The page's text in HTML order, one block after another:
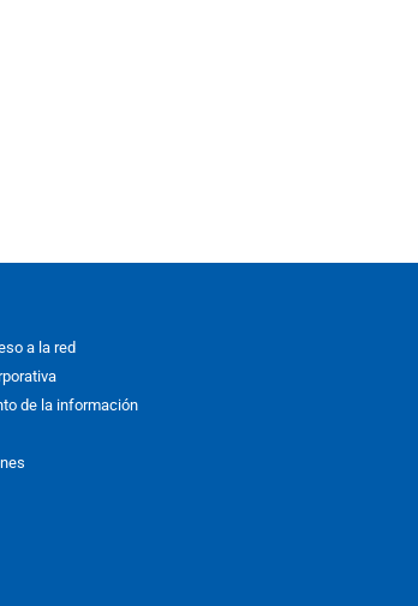
a la red
de la información